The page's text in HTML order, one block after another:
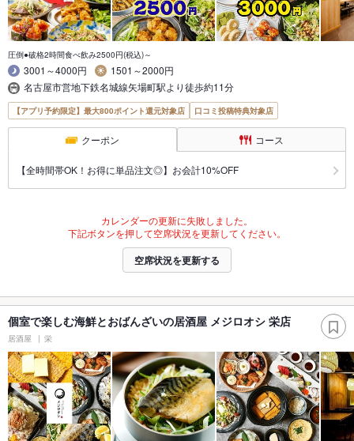
圧倒●破格2時間食べ飲み2500円(税込)～
3001～4000円
1501～2000円
名古屋市営地下鉄名城線矢場町駅より徒歩約11分
【アプリ予約限定】最大800ポイント還元対象店 口コミ投稿特典対象店
クーポン コース
【全時間帯OK！お得に単品注文◎】お会計10%OFF
カレンダーの更新に失敗しました。
下記ボタンを押して空席状況を更新してください。
空席状況を更新する
個室で楽しむ海鮮とおばんざいの居酒屋 メジロオシ 栄店
居酒屋 栄